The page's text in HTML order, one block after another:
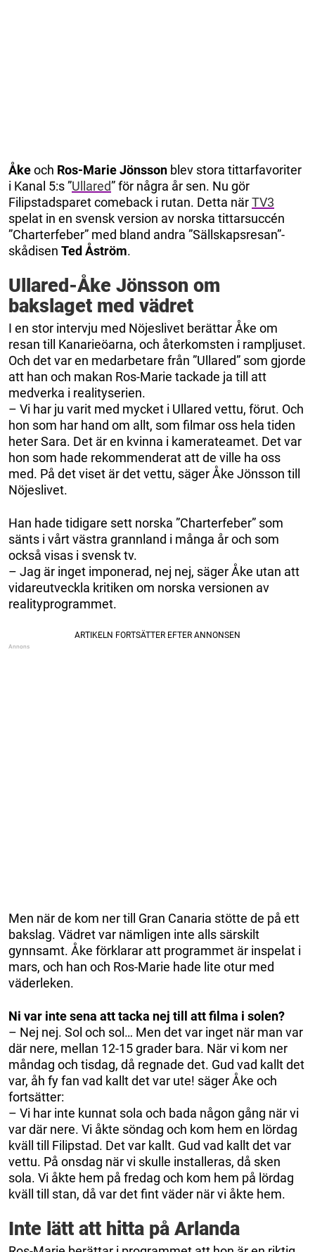
Åkeoch Ros-Marie Jönsson blev stora tittarfavoriter
i Kanal 5:s ”Ullared” för några år sen. Nu gör
Filipstadsparet comeback i rutan. Detta närTV3
spelat in en svensk version av norska tittarsuccén
”Charterfeber” med bland andra ”Sällskapsresan”-
skådisen Ted Åström.
Ullared-Åke Jönsson om
bakslaget med vädret
I en stor intervju med Nöjeslivet berättar Åke om
resan till Kanarieöarna, och återkomsten i rampljuset.
Och det var en medarbetare från ”Ullared” som gjorde
att han och makan Ros-Marie tackade ja till att
medverka i realityserien.
– Vi har ju varit med mycket i Ullared vettu, förut. Och
hon som har hand om allt, som filmar oss hela tiden
heter Sara. Det är en kvinna i kamerateamet. Det var
hon som hade rekommenderat att de ville ha oss
med. På det viset är det vettu, säger Åke Jönsson till
Nöjeslivet.
Han hade tidigare sett norska ”Charterfeber” som
sänts i vårt västra grannland i många år och som
också visas i svensk tv.
– Jag är inget imponerad, nej nej, säger Åke utan att
vidareutveckla kritiken om norska versionen av
realityprogrammet.
Men när de kom ner till Gran Canaria stötte de på ett
bakslag. Vädret var nämligen inte alls särskilt
gynnsamt. Åke förklarar att programmet är inspelat i
mars, och han och Ros-Marie hade lite otur med
väderleken.
Ni var inte sena att tacka nej till att filma i solen?
– Nej nej. Sol och sol… Men det var inget när man var
där nere, mellan 12-15 grader bara. När vi kom ner
måndag och tisdag, då regnade det. Gud vad kallt det
var, åh fy fan vad kallt det var ute! säger Åke och
fortsätter:
– Vi har inte kunnat sola och bada någon gång när vi
var där nere. Vi åkte söndag och kom hem en lördag
kväll till Filipstad. Det var kallt. Gud vad kallt det var
vettu. På onsdag när vi skulle installeras, då sken
sola. Vi åkte hem på fredag och kom hem på lördag
kväll till stan, då var det fint väder när vi åkte hem.
Inte lätt att hitta på Arlanda